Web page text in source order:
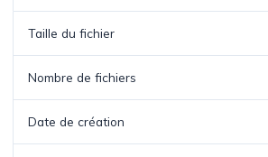
Taille du fichier
Nombre de fichiers
Date de création